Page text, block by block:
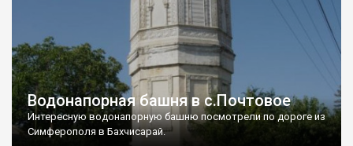
Водонапорная башня в с.Почтовое
Интересную водонапорную башню посмотрели по дороге из
Симферополя в Бахчисарай.